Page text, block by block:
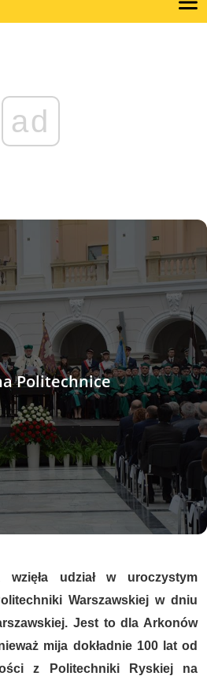
ad
Politechnice
udział w uroczystym
Warszawskiej w dniu
Jest to dla Arkonów
mija dokładnie 100 lat od
z Politechniki Ryskiej na